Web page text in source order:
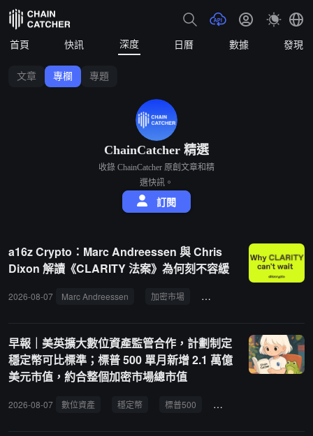
首頁 快訊 深度 日曆 數據 發現
文章 專欄 專題
ChainCatcher 精選
收錄 ChainCatcher 原創文章和精
選快訊。
訂閱
a16z Crypto：Marc Andreessen 與 Chris
Dixon 解讀《CLARITY 法案》為何刻不容緩
2026-08-07 Marc Andreessen 加密市場 《CLARITY 法案》
早報｜美英擴大數位資產監管合作，計劃制定
穩定幣可比標準；標普 500 單月新增 2.1 萬億
美元市值，約合整個加密市場總市值
2026-08-07 數位資產 穩定幣 標普500 CLARITY 法案